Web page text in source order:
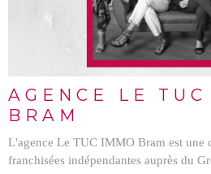
AGENCE LE TUC
BRAM
L'agence Le TUC IMMO Bram est une
franchisées indépendantes auprès du